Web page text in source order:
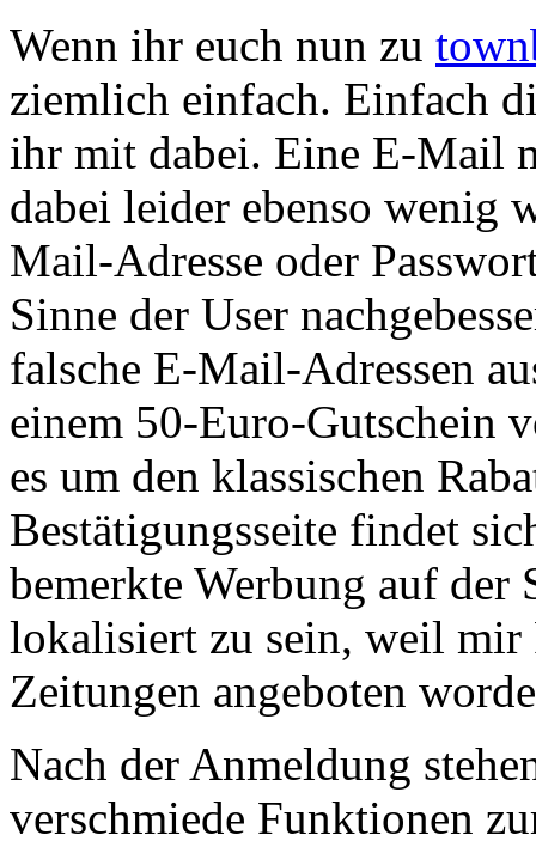
Wenn ihr euch nun zu
ziemlich einfach. Einfach
ihr mit dabei. Eine E-Mail
dabei leider ebenso wenig
Mail-Adresse oder
Sinne der User
falsche E-Mail-Adressen
einem 50-Euro-Gutschein
es um den klassischen
Bestätigungsseite findet
bemerkte Werbung auf der
lokalisiert zu sein, weil mir
Zeitungen angeboten
Nach der Anmeldung
verschmiede Funktionen